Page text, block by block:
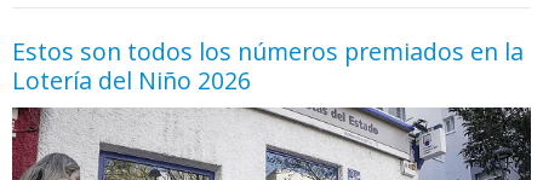
Estos son todos los números premiados en la
Lotería del Niño 2026